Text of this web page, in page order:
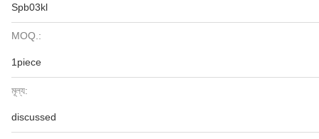
Spb03kl
MOQ.:
1piece
মূল্য:
discussed